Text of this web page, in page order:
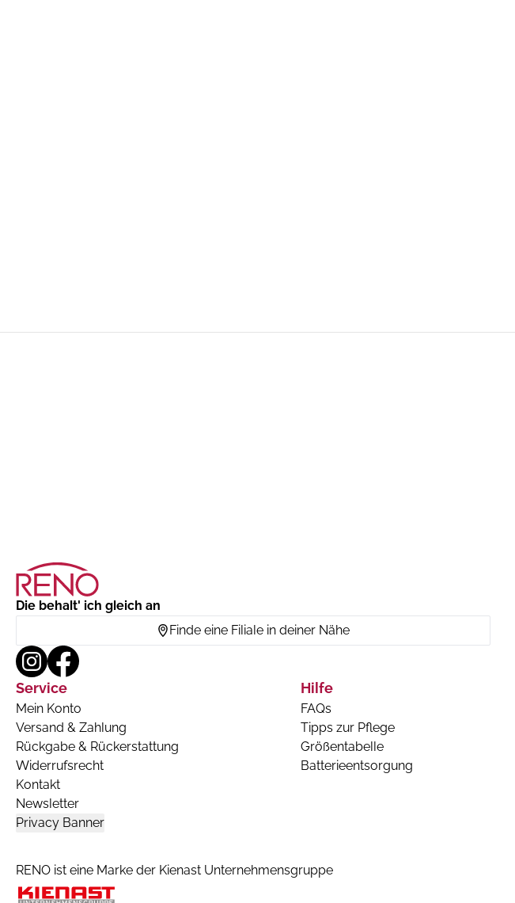
Die behalt' ich gleich an
Finde eine Filiale in deiner Nähe
Service
Mein Konto
Versand & Zahlung
Rückgabe & Rückerstattung
Widerrufsrecht
Kontakt
Newsletter
Privacy Banner
Hilfe
FAQs
Tipps zur Pflege
Größentabelle
Batterieentsorgung
RENO ist eine Marke der Kienast Unternehmensgruppe